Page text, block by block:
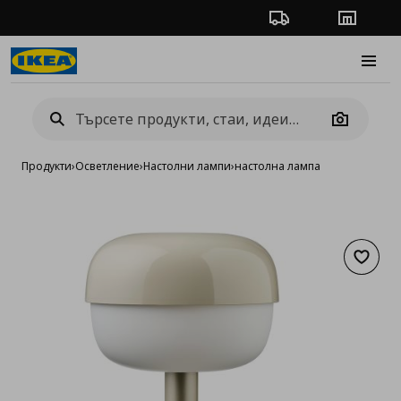
Проследяване на
Camera
Продукти›Осветление›Настолни лампи›настолна лампа